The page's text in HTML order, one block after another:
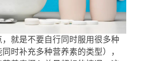
就是不要自行同时服用很多种
时补充多种营养素的类型），